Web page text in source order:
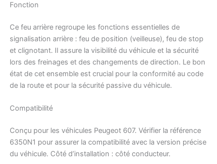
Fonction
Ce feu arrière regroupe les fonctions essentielles de
signalisation arrière : feu de position (veilleuse), feu de stop
et clignotant. Il assure la visibilité du véhicule et la sécurité
lors des freinages et des changements de direction. Le bon
état de cet ensemble est crucial pour la conformité au code
de la route et pour la sécurité passive du véhicule.
Compatibilité
Conçu pour les véhicules Peugeot 607. Vérifier la référence
6350N1 pour assurer la compatibilité avec la version précise
du véhicule. Côté d’installation : côté conducteur.